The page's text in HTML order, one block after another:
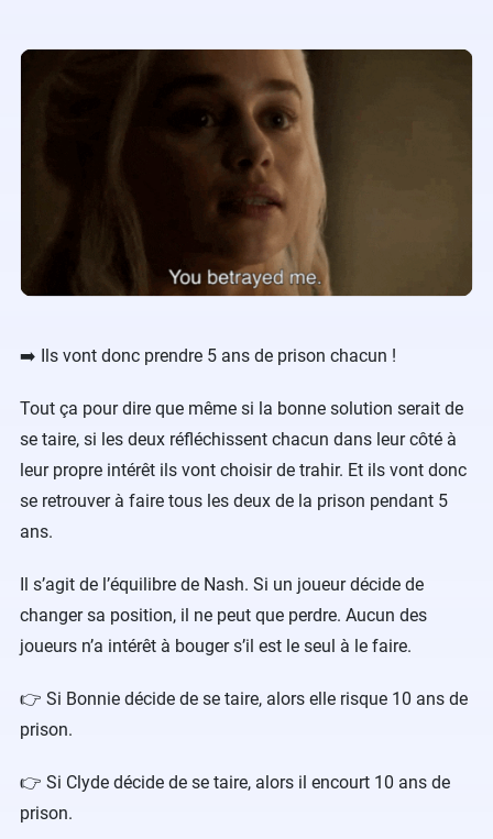
➡️ Ils vont donc prendre 5 ans de prison chacun !
Tout ça pour dire que même si la bonne solution serait de
se taire, si les deux réfléchissent chacun dans leur côté à
leur propre intérêt ils vont choisir de trahir. Et ils vont donc
se retrouver à faire tous les deux de la prison pendant 5
ans.
Il s’agit de l’équilibre de Nash. Si un joueur décide de
changer sa position, il ne peut que perdre. Aucun des
joueurs n’a intérêt à bouger s’il est le seul à le faire.
👉 Si Bonnie décide de se taire, alors elle risque 10 ans de
prison.
👉 Si Clyde décide de se taire, alors il encourt 10 ans de
prison.